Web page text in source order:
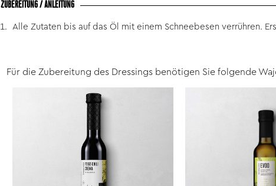
ZUBEREITUNG / ANLEITUNG
Alle Zutaten bis auf das Öl mit einem Schneebesen verrühren.
Für die Zubereitung des Dressings benötigen Sie folgende